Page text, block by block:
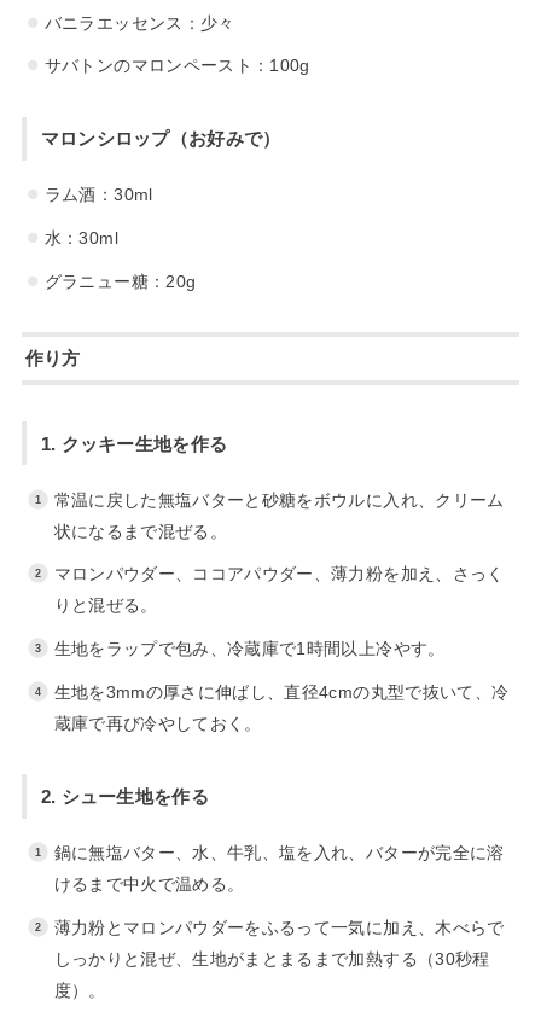
バニラエッセンス：少々
サバトンのマロンペースト：100g
マロンシロップ（お好みで）
ラム酒：30ml
水：30ml
グラニュー糖：20g
作り方
1. クッキー生地を作る
常温に戻した無塩バターと砂糖をボウルに入れ、クリーム
状になるまで混ぜる。
マロンパウダー、ココアパウダー、薄力粉を加え、さっく
りと混ぜる。
生地をラップで包み、冷蔵庫で1時間以上冷やす。
生地を3mmの厚さに伸ばし、直径4cmの丸型で抜いて、冷
蔵庫で再び冷やしておく。
2. シュー生地を作る
鍋に無塩バター、水、牛乳、塩を入れ、バターが完全に溶
けるまで中火で温める。
薄力粉とマロンパウダーをふるって一気に加え、木べらで
しっかりと混ぜ、生地がまとまるまで加熱する（30秒程
度）。